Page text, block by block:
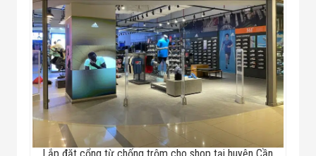
Dục
Giải Pháp Thiết
Bị Ngành Bán
Lẻ - Retail
Giải Pháp
Chuyên Dụng
Ngành Công An
- Quân Đội
Giải Pháp Bãi
Giữ Xe Thông
Minh